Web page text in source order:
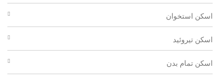
اسکن استخوان
اسکن تیروئید
اسکن تمام بدن